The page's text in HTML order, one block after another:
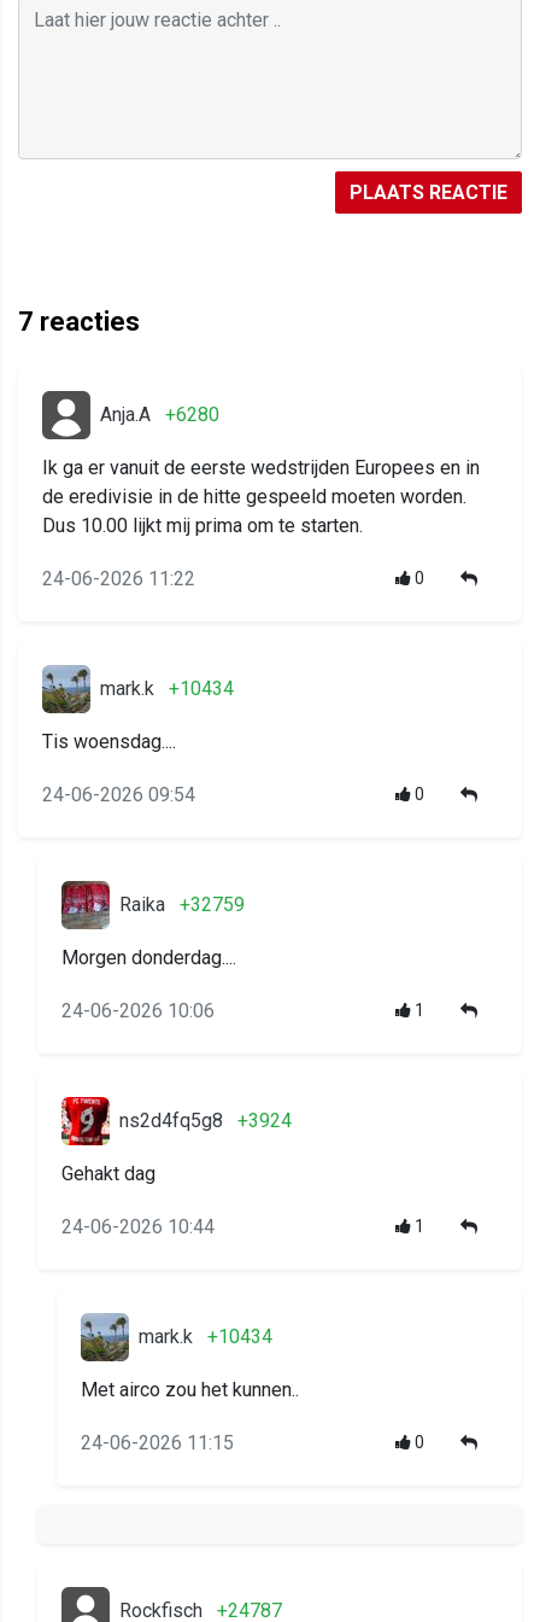
PLAATS REACTIE
7 reacties
Anja.A +6280
Ik ga er vanuit de eerste wedstrijden Europees en in
de eredivisie in de hitte gespeeld moeten worden.
Dus 10.00 lijkt mij prima om te starten.
24-06-2026 11:22 0
mark.k +10434
Tis woensdag....
24-06-2026 09:54 0
Raika +32759
Morgen donderdag....
24-06-2026 10:06 1
ns2d4fq5g8 +3924
Gehakt dag
24-06-2026 10:44 1
mark.k +10434
Met airco zou het kunnen..
24-06-2026 11:15 0
Rockfisch +24787